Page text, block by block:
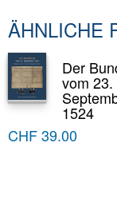
ÄHNLICHE
Der
vom 23.
1524
CHF39.00